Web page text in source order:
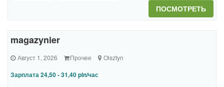
ПОСМОТРЕТЬ
magazynier
Август 1, 2026 Прочее Olsztyn
Зарплата 24,50 - 31,40 pln/час